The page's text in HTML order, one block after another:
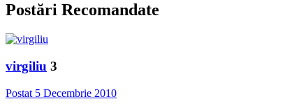
Postări Recomandate
virgiliu 3
Postat 5 Decembrie 2010